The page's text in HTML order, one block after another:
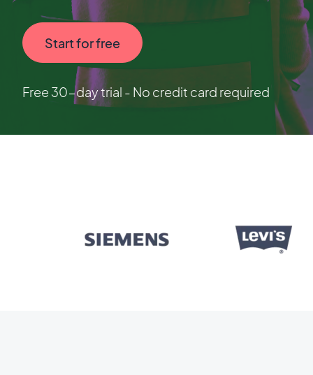
Start for free
Free 30-day trial - No credit card required